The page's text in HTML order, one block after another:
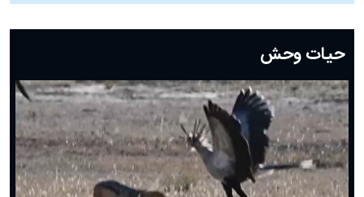
دعای روز بیستم ماه رمضان؛ ۱۹ اسفند ۱۴۰۴
دعای روز هشتم ماه مبارک رمضان؛ ۷ اسفند ماه ۱۴۰۴
دعای روز هفتم ماه رمضان؛ ۶ اسفند ۱۴۰۴
دعای روز ششم ماه رمضان؛ ۵ اسفند ۱۴۰۴
دعای روز پنجم ماه رمضان؛ ۴ اسفند ۱۴۰۴
دعای روز چهارم ماه مبارک رمضان؛ ۳ اسفند ۱۴۰۴
دعای روز سوم ماه مبارک رمضان؛ ۱۴ اسفند ۱۴۰۴
دعای روز دوم ماه مبارک رمضان ۱ اسفند ماه ۱۴۰۴
حیات وحش